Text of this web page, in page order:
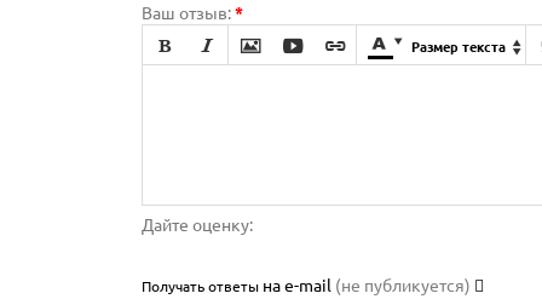
Ваш отзыв:*

      Размер текста 
Дайте оценку:
Получать ответы на e-mail (не публикуется)